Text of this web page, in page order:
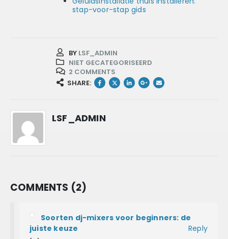
stap-voor-stap gids
BY LSF_ADMIN
NIET GECATEGORISEERD
2 COMMENTS
SHARE:
LSF_ADMIN
COMMENTS (2)
Soorten dj-mixers voor beginners: de
juiste keuze
Reply